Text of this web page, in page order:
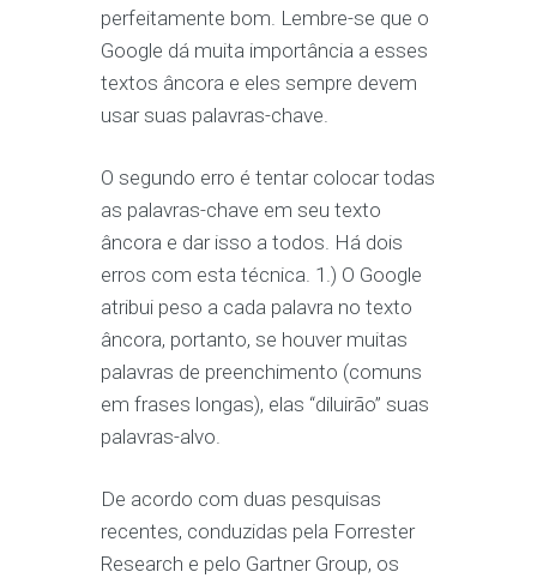
perfeitamente bom. Lembre-se que o
Google dá muita importância a esses
textos âncora e eles sempre devem
usar suas palavras-chave.
O segundo erro é tentar colocar todas
as palavras-chave em seu texto
âncora e dar isso a todos. Há dois
erros com esta técnica. 1.) O Google
atribui peso a cada palavra no texto
âncora, portanto, se houver muitas
palavras de preenchimento (comuns
em frases longas), elas “diluirão” suas
palavras-alvo.
De acordo com duas pesquisas
recentes, conduzidas pela Forrester
Research e pelo Gartner Group, os